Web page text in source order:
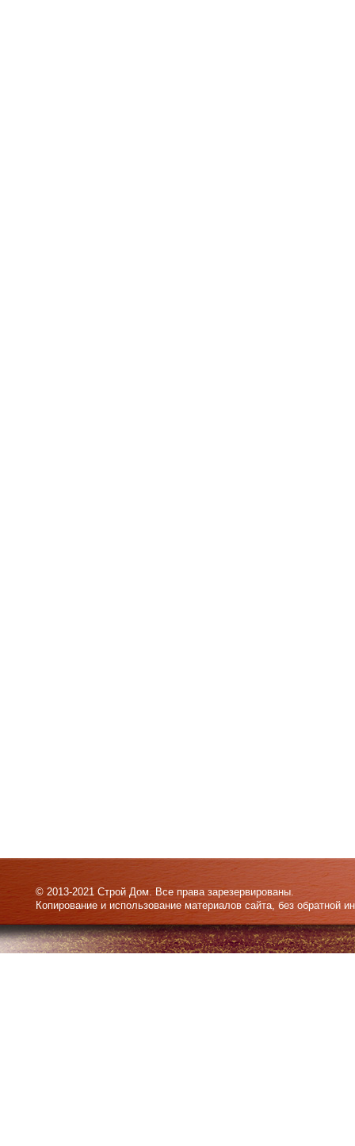
© 2013-2021 Строй Дом. Все права зарезервированы.
Копирование и использование материалов сайта, без обратной